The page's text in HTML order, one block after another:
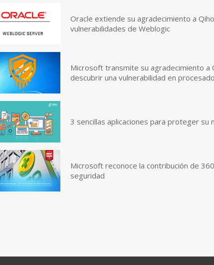
Oracle extiende su agradecimiento a
vulnerabilidades de Weblogic
Microsoft transmite su agradecimiento a
descubrir una vulnerabilidad en
3 sencillas aplicaciones para proteger su
Microsoft reconoce la contribución de
seguridad